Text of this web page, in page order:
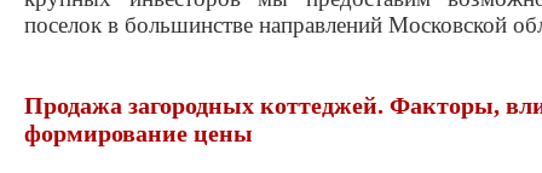
поселок в большинстве направлений Московской
Продажа загородных коттеджей. Факторы,
формирование цены